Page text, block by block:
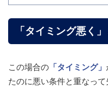
「タイミング悪く
この場合の 「タイミング」
たのに悪い条件と重なって